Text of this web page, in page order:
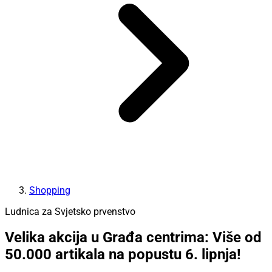
Shopping
Ludnica za Svjetsko prvenstvo
Velika akcija u Građa centrima: Više od
50.000 artikala na popustu 6. lipnja!